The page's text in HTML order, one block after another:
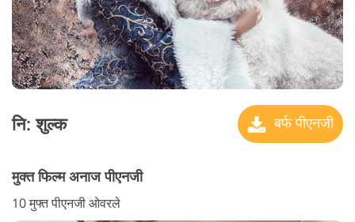
नि: शुल्क बर्फ पीएनजी
मुक्त फिल्म अनाज पीएनजी
10 मुफ्त पीएनजी ओवरले